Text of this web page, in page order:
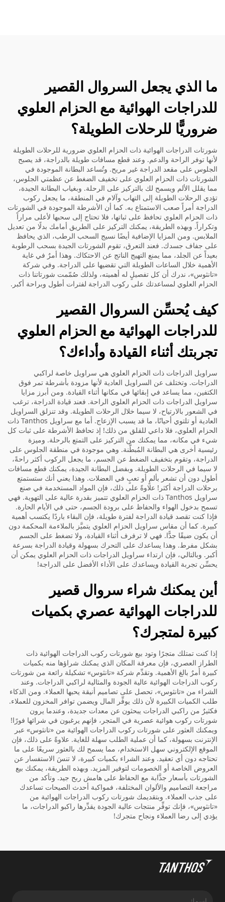
ما الذي يجعل السروال القصير
للدراجات الهوائية مع الحزام العلوي
ضروريًّا للرحلات الطويلة؟
شورتات الدراجات الهوائية ذات الحزام العلوي ضرورية للرحلات الطويلة
لأنها توفر الراحة والدعم. وعند قطع مسافات طويلة بالدراجة، قد يصبح
الجلوس على مقعد الدراجة غير مريح. وتُساعد البطانة الموجودة في
الشورتات ذات الحزام العلوي على تخفيف الضغط عن عظمتي الجلوس،
مما يقلل الألم ويسمح لك بالتركيز على الرحلة. وبغياب البطانة الجيدة،
تؤدي الرحلات الطويلة إلى التهاب وآلام في المنطقة، ما يجعل ركوب
الدراجة أمراً صعب الاستمتاع به. كما أن الأشرطة الموجودة في الشورتات
ذات الحزام العلوي تحافظ على ثباتها، فلا تحتاج إلى سحبها لأعلى مراراً
وتكراراً. وبهذه الطريقة، يمكنك التركيز على الطريق أمامك بدلًا من تعديل
الملابس. ومن المزايا الإضافية أيضًا نسيج السحب الرطب، الذي يحافظ
على جفاف جسدك. فعند التعرق، تقوم الشورتات الجيدة بسحب الرطوبة
بعيداً عن الجلد، مما يمنع التهيج الناتج عن الاحتكاك. وهذا أمرٌ في غاية
الأهمية خلال الساعات الطويلة التي تقضيها على الدراجة. وفي شركة
«تانثوس»، ندرك أن كل تفصيلٍ له أهميته، ولذلك صُمّمت شورتاتنا ذات
الحزام العلوي لمساعدتك على ركوب الدراجة لفترات أطول وبراحة أكبر.
كيف يُحسِّن السروال القصير
للدراجات الهوائية مع الحزام العلوي
تجربتك أثناء القيادة وأداءك؟
سراويل الدراجات ذات الحزام العلوي هي سراويل خاصة لراكبي
الدراجات. وتختلف عن السراويل العادية لأنها مزودة بأشرطة تمر فوق
الكتفين، مما يساعد في إبقائها في مكانها أثناء القيادة. ومن أبرز مزايا
سراويل الدراجات ذات الحزام العلوي الراحة. فعند قيادة الدراجة، ترغب
في الشعور بالارتياح، لا سيما خلال الرحلات الطويلة. وقد تنزلق السراويل
العادية أو تلتوي أحيانًا، ما قد يسبب الإزعاج. أما مع سراويل Tanthos ذات
الحزام العلوي، فلا داعي للقلق من ذلك! إذ تحافظ الأشرطة على ثبات كل
شيء في مكانه، مما يمكنك من التركيز على التمتع بالرحلة. وميزة
رئيسية أخرى هي البطانة المُبطَّنة. وهي موجودة في منطقة الجلوس على
الدراجة، وتقوم بتخفيف الضغط عن الجسم، ما يجعل الركوب أكثر راحةً،
لا سيما في الرحلات الطويلة. وبفضل البطانة الجيدة، يمكنك قطع مسافات
أطول دون أن تشعر بألمٍ أو تعبٍ في العضلات. وهذا يعني أنك ستستمتع
برحلات الدراجة أكثر! علاوةً على ذلك، فإن المواد المستخدمة في صنع
سراويل Tanthos ذات الحزام العلوي تتميز بقدرة عالية على التهوية. فهي
تسمح بدخول الهواء والحفاظ على برودة الجسم، حتى في الأيام الحارة.
فإذا كنت تقصد قيادة الدراجة لفترة طويلة، فإن البقاء باردًا يكتسب أهمية
كبيرة. كما أن مقاس سراويل الحزام العلوي يتميَّز بالملاءمة المحكمة دون
أن يكون ضيقًا جدًّا. فهي لا ترفرف أثناء القيادة، ولا تضغط على الجسم
بشكل مفرط. وهذا يساعدك على التحرك بسهولة وقيادة الدراجة بسرعة
أكبر. وبالتالي، فإن ارتداء سراويل الدراجات ذات الحزام العلوي يمكن أن
يحسِّن تجربة القيادة ويساعدك على الأداء الأفضل على الدراجة!
أين يمكنك شراء سروال قصير
للدراجات الهوائية عصري بكميات
كبيرة لمتجرك؟
إذا كنت تمتلك متجرًا وتود بيع شورتات ركوب الدراجات الهوائية ذات
الطراز العصري، فإن معرفة المكان الذي يمكنك شراؤها منه بكميات
كبيرة أمرٌ بالغ الأهمية. وتقدِّم شركة «تانثوس» تشكيلة رائعة من شورتات
ركوب الدراجات الهوائية عالية الجودة والمثالية لراكبي الدراجات. وعند
الشراء من «تانثوس»، تحصل على تصاميم أنيقة يحبها العملاء. ومن الذكاء
طلب الكميات الكبيرة لأن ذلك يوفِّر المال ويضمن توافر المخزون للعملاء.
فكثيرٌ من راكبي الدراجات يبحثون عن معدات جديدة، وعندما يرون
شورتات ركوب هوائية عصرية في المتجر، فإنهم يرغبون في شرائها فورًا!
ويمكنك العثور على شورتات ركوب الدراجات الهوائية من «تانثوس» عبر
الإنترنت بسهولة، كما أن عملية الطلب سهلة للغاية. علاوةً على ذلك، فإن
الموقع الإلكتروني سهل الاستخدام، مما يسمح لك بالعثور سريعًا على ما
تحتاجه دون أي تعقيد. وعند الشراء بكميات كبيرة، لا تنسَ الاستفسار عن
العروض الخاصة أو الخصومات لتوفير المزيد. وبهذه الطريقة، يمكنك بيع
الشورتات بأسعار جذَّابة مع الحفاظ على هامش ربح جيد. وتأكد من
مراجعة التصاميم والألوان المختلفة، فمواكبة أحدث الصيحات تساعدك
على جذب العملاء. وبتقديمك شورتات ركوب الدراجات الهوائية من
«تانثوس»، فإنك توفِّر منتجات عالية الجودة يقدِّرها راكبو الدراجات، ما
يؤدي إلى رضا العملاء ونجاح متجرك!